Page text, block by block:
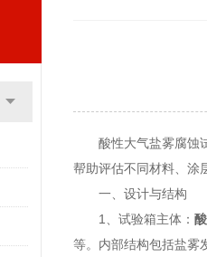
酸性大气盐雾腐蚀试
帮助评估不同材料、涂
一、设计与结构
1、试验箱主体：
等。内部结构包括盐雾